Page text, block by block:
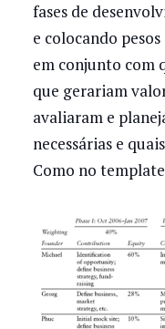
fases de
e colocando
em conjunto com
que gerariam
avaliaram e
necessárias e
Como no